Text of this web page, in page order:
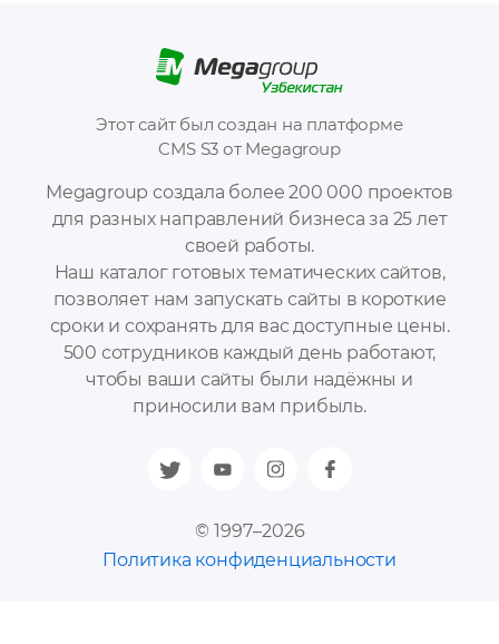
Megagroup создала более 200 000 проектов
для разных направлений бизнеса за 25 лет
своей работы.
Наш каталог готовых тематических сайтов,
позволяет нам запускать сайты в короткие
сроки и сохранять для вас доступные цены.
500 сотрудников каждый день работают,
чтобы ваши сайты были надёжны и
приносили вам прибыль.
© 1997–2026
Политика конфиденциальности
Этот сайт был создан на платформе
CMS S3 от Megagroup